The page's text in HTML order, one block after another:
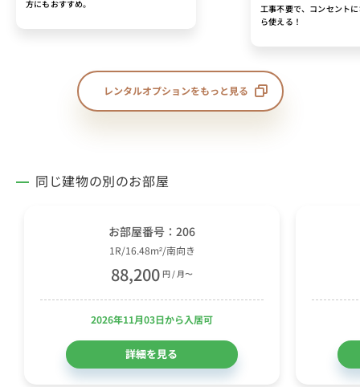
方にもおすすめ。
工事不要で、コンセント
ら使える！
レンタルオプションをもっと見る
同じ建物の別のお部屋
お部屋番号：206
1R/16.48m²/南向き
88,200 円 / 月〜
2026年11月03日から入居可
詳細を見る